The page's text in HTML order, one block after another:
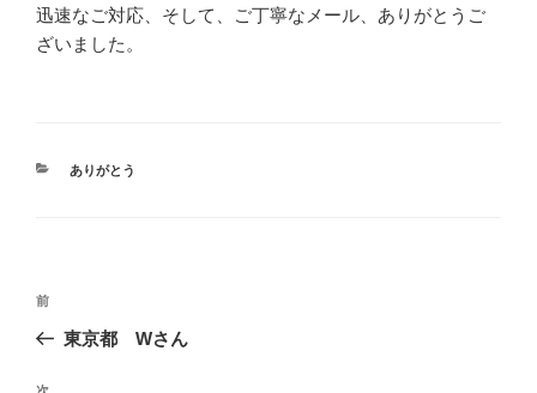
迅速なご対応、そして、ご丁寧なメール、ありがとうご
ざいました。
カ
ありがとう
投
前
の
稿
前
東京都 Wさん